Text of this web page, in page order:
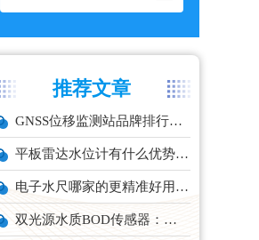
推荐文章
GNSS位移监测站品牌排行与选型推荐
平板雷达水位计有什么优势？精准耐用品牌top1推荐！
电子水尺哪家的更精准好用？推荐云境天合TH-SC系列经济型设备
双光源水质BOD传感器：在线水体有机物监测设备厂家推荐